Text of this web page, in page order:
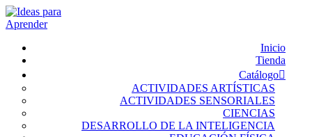
Inicio
Tienda
Catálogo
ACTIVIDADES ARTÍSTICAS
ACTIVIDADES SENSORIALES
CIENCIAS
DESARROLLO DE LA INTELIGENCIA